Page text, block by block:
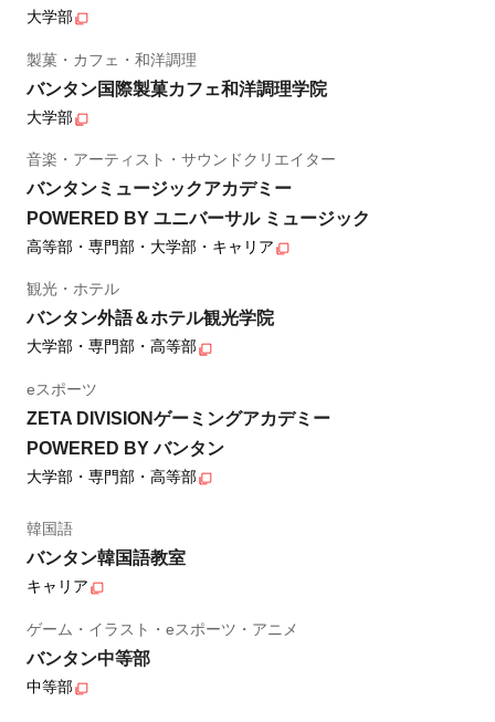
大学部
製菓・カフェ・和洋調理
バンタン国際製菓カフェ和洋調理学院
大学部
音楽・アーティスト・サウンドクリエイター
バンタンミュージックアカデミー
POWERED BY ユニバーサル ミュージック
高等部・専門部・大学部・キャリア
観光・ホテル
バンタン外語＆ホテル観光学院
大学部・専門部・高等部
eスポーツ
ZETA DIVISIONゲーミングアカデミー
POWERED BY バンタン
大学部・専門部・高等部
韓国語
バンタン韓国語教室
キャリア
ゲーム・イラスト・eスポーツ・アニメ
バンタン中等部
中等部